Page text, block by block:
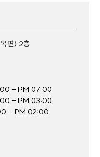
면) 2층
- PM 07:00
- PM 03:00
- PM 02:00